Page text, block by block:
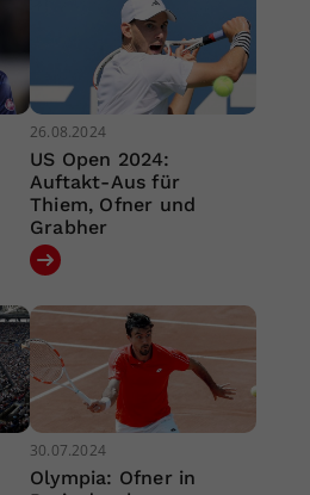
26.08.2024
US Open 2024:
Auftakt-Aus für
Thiem, Ofner und
Grabher
30.07.2024
Olympia: Ofner in